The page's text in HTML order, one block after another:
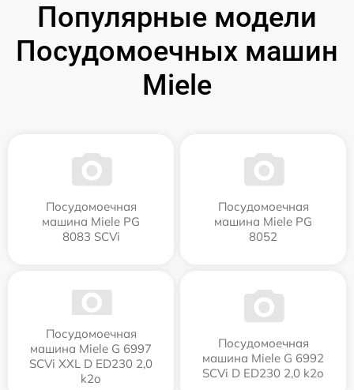
Популярные модели
Посудомоечных машин
Miele
Посудомоечная
машина Miele PG
8083 SCVi
Посудомоечная
машина Miele PG
8052
Посудомоечная
машина Miele G 6997
SCVi XXL D ED230 2,0
k2o
Посудомоечная
машина Miele G 6992
SCVi D ED230 2,0 k2o